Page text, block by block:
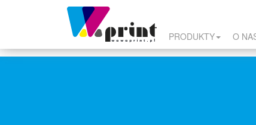
PRODUKTY
O